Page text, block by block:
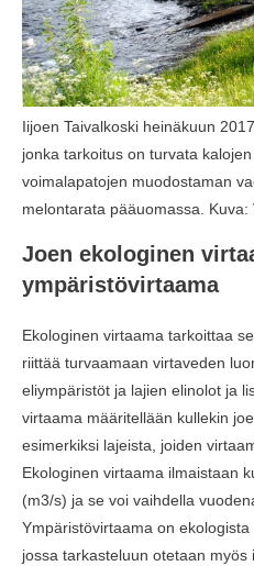
Iijoen Taivalkoski heinäkuun
jonka tarkoitus on turvata
voimalapatojen muodostaman
melontarata pääuomassa. Kuva:
Joen ekologinen
ympäristövirtaama
Ekologinen virtaama tarkoittaa
riittää turvaamaan virtaveden
eliympäristöt ja lajien elinolot ja
virtaama määritellään kullekin
esimerkiksi lajeista, joiden
Ekologinen virtaama ilmaistaan
(m3/s) ja se voi vaihdella
Ympäristövirtaama on
jossa tarkasteluun otetaan myös